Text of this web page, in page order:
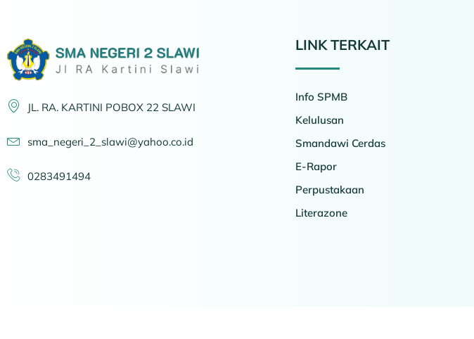
JL. RA. KARTINI POBOX 22 SLAWI
sma_negeri_2_slawi@yahoo.co.id
0283491494
LINK TERKAIT
Info SPMB
Kelulusan
Smandawi Cerdas
E-Rapor
Perpustakaan
Literazone